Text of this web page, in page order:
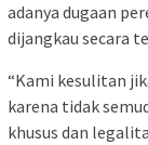
adanya dugaan
dijangkau secara
“Kami kesulitan
karena tidak
khusus dan